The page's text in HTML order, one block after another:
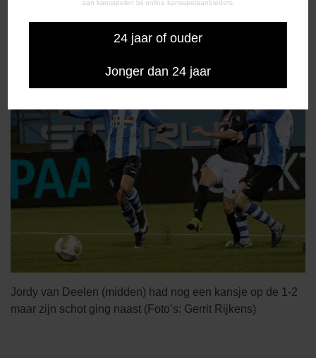
aan kansspelen bij online kansspelaanbieders.
24 jaar of ouder
Jonger dan 24 jaar
van Koc het Emmer doel binnen.
Jordy van Deelen (midden) had nog een kansje op de 1-2
maar zijn schot ging naast (Foto’s: Gerrit Rijkens)